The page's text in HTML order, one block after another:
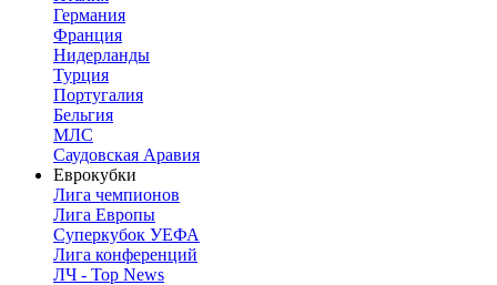
Германия
Франция
Нидерланды
Турция
Португалия
Бельгия
МЛС
Саудовская Аравия
Еврокубки
Лига чемпионов
Лига Европы
Суперкубок УЕФА
Лига конференций
ЛЧ - Top News